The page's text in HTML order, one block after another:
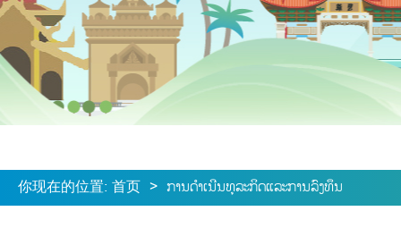
你现在的位置: 首页 > ການດໍາເນີນທຸລະກິດແລະການລົງທຶນ